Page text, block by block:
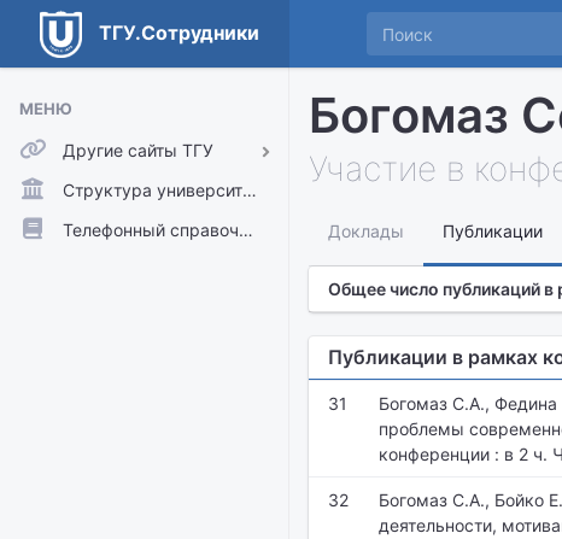
ТГУ.Сотрудники
МЕНЮ
Другие сайты ТГУ
ТГУ.Аккаунты
ТГУ.Расписание
Структура университета
Телефонный справочник
Богомаз
Участие в
Доклады Публикации
Общее число публикаций
Публикации в рамках
31
Богомаз С.А., Федина
проблемы
конференции : в 2 ч.
32
Богомаз С.А., Бойко
деятельности,